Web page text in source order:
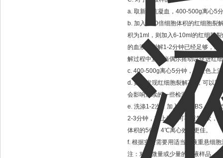
a. 取新鲜抗凝血， 400-500g离心5
b. 加入 6-10倍细胞体积的红细胞裂
积为1ml ，则加入6-10ml 的红细胞
的血液，裂解1-2分钟已经足够，对
解过程中宜适当偶尔摇动以促进红
c. 400-500g离心5分钟，弃红色上
d.如果发现红细胞裂解不*，可以重
会影响后续的一些检测。
e. 洗涤1-2次：加入适量 PBS、
2-3分钟，弃上清。可再重复
次，
体积的5倍。 4℃离心效果更佳。
f. 根据实验需要用适当溶液重悬细
注：对于微量或少量的血液样品，